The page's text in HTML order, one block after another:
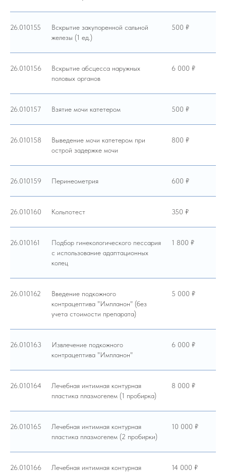
26.010155
Вскрытие закупоренной сальной
железы (1 ед.)
500 ₽
26.010156
Вскрытие абсцесса наружных
половых органов
6 000 ₽
26.010157 Взятие мочи катетером 500 ₽
26.010158
Выведение мочи катетером при
острой задержке мочи
800 ₽
26.010159 Перинеометрия 600 ₽
26.010160 Кольпотест 350 ₽
26.010161
Подбор гинекологического пессария
с использование адаптационных
колец
1 800 ₽
26.010162
Введение подкожного
контрацептива "Импланон" (без
учета стоимости препарата)
5 000 ₽
26.010163
Извлечение подкожного
контрацептива "Импланон"
6 000 ₽
26.010164
Лечебная интимная контурная
пластика плазмогелем (1 пробирка)
8 000 ₽
26.010165
Лечебная интимная контурная
пластика плазмогелем (2 пробирки)
10 000 ₽
26.010166
Лечебная интимная контурная
14 000 ₽